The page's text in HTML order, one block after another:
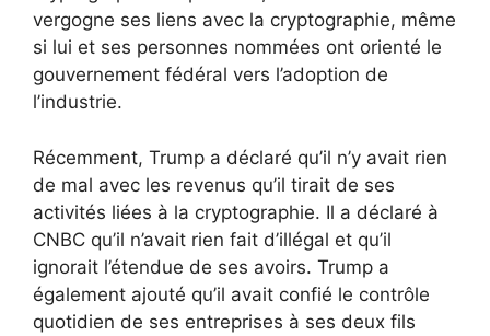
vergogne ses liens avec la cryptographie, même
si lui et ses personnes nommées ont orienté le
gouvernement fédéral vers l’adoption de
l’industrie.
Récemment, Trump a déclaré qu’il n’y avait rien
de mal avec les revenus qu’il tirait de ses
activités liées à la cryptographie. Il a déclaré à
CNBC qu’il n’avait rien fait d’illégal et qu’il
ignorait l’étendue de ses avoirs. Trump a
également ajouté qu’il avait confié le contrôle
quotidien de ses entreprises à ses deux fils